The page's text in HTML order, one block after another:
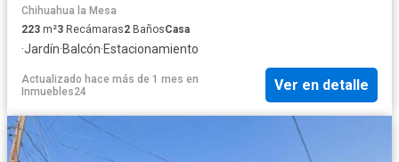
Chihuahua la Mesa
223 m²3 Recámaras2 BañosCasa
·Jardín·Balcón·Estacionamiento
Actualizado hace más de 1 mes en
Inmuebles24
Ver en detalle